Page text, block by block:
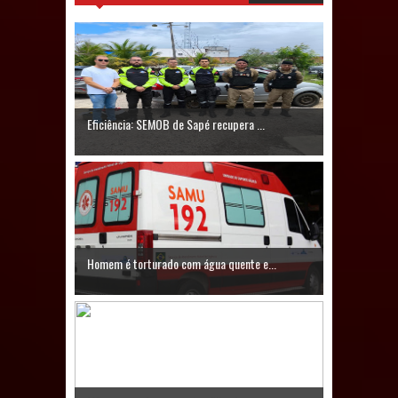
Prefeito Major Sidnei busca em
Brasília recursos para nova Casa de
Acolhida e CRAS de Sapé
Diretório Nacional do PDT durante
Convenção em Brasília
Dois Gigantes da Poesia Paraibana
inspiram a IV FEIRA LITERÁRIA DO
Eficiência: SEMOB de Sapé recupera ...
Homem é torturado com água quente e...